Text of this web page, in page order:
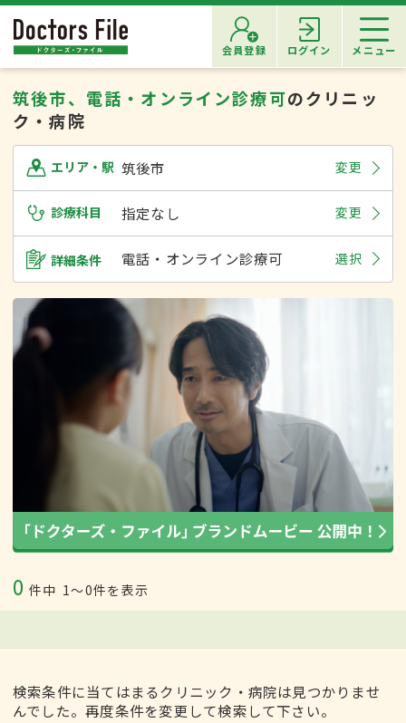
会員登録 ログイン メニュー
筑後市、電話・オンライン診療可のクリニッ
ク・病院
エリア・駅 筑後市 変更
診療科目 指定なし 変更
詳細条件 電話・オンライン診療可 選択
0 件中 1〜0件を表示
検索条件に当てはまるクリニック・病院は見つかりませ
んでした。再度条件を変更して検索して下さい。